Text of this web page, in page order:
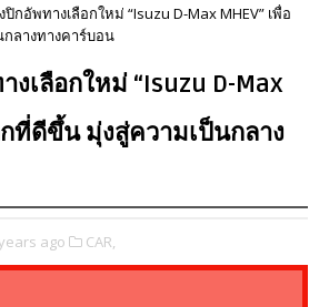
กอัพทางเลือกใหม่ “Isuzu D-Max MHEV” เพื่อ
ลางทางคาร์บอน
เลือกใหม่ “Isuzu D-Max
กที่ดีขึ้น มุ่งสู่ความเป็นกลาง
ago CAR,